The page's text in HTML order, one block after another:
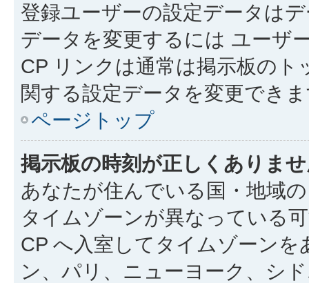
登録ユーザーの設定データは
データを変更するには ユーザ
CP リンクは通常は掲示板の
関する設定データを変更でき
ページトップ
掲示板の時刻が正しくありま
あなたが住んでいる国・地域
タイムゾーンが異なっている
CP へ入室してタイムゾーン
ン、パリ、ニューヨーク、シ